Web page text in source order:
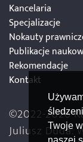
Twoje
naszej
Kancelaria
Specjalizacje
Nokauty
Publikacje
Rekomendacje
Kontakt
©2022-2026
Juliusz Duda.